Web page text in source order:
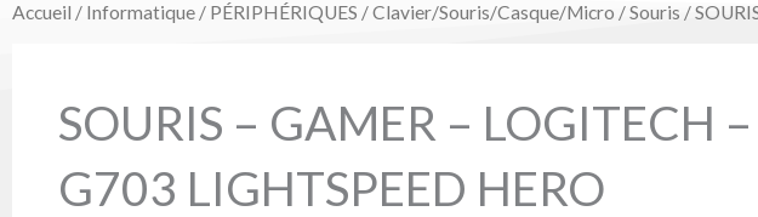
Accueil / Informatique / PÉRIPHÉRIQUES /Clavier/Souris/Casque/Micro /Souris /
SOURIS – GAMER – LOGITECH –
G703 LIGHTSPEED HERO